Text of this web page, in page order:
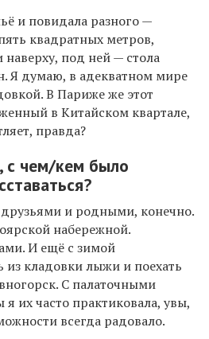
и повидала разного —
квадратных метров,
под ней — стола
Я думаю, в адекватном мире
В Париже же этот
в Китайском квартале,
правда?
с чем/кем было
друзьями и родными, конечно.
набережной.
И ещё с зимой
из кладовки лыжи и поехать
С палаточными
их часто практиковала, увы,
всегда радовало.